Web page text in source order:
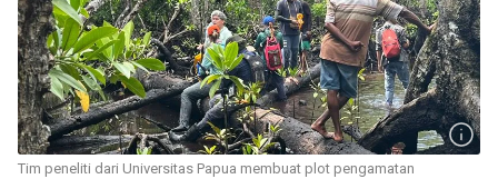
Tim peneliti dari Universitas Papua membuat plot pengamatan